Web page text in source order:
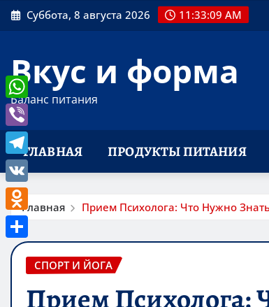
Перейти
к
Суббота, 8 августа 2026 11:33:10 AM
Вкус и форма
Баланс питания
ГЛАВНАЯ ПРОДУКТЫ ПИТАНИЯ
Главная Прием Психолога: Что Нужно
СПОРТ И ЙОГА
Прием Психолога:
WhatsApp
Viber
Telegram
VK
Odnoklassniki
Отправить